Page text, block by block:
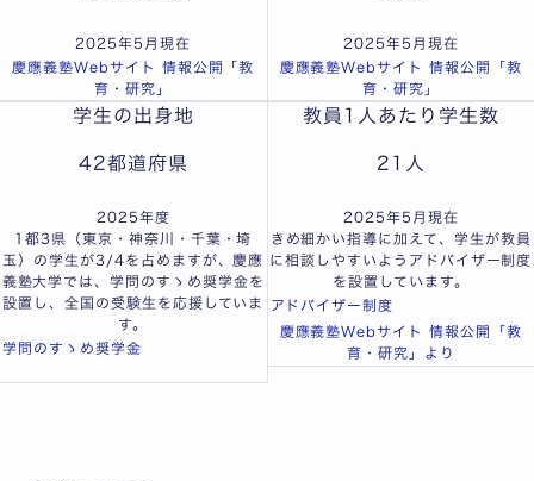
2025年5月現在
慶應義塾Webサイト 情報公開「教
育・研究」
学生の出身地
42都道府県
2025年度
1都3県（東京・神奈川・千葉・埼
玉）の学生が3/4を占めますが、慶應
義塾大学では、学問のすゝめ奨学金を
設置し、全国の受験生を応援していま
す。
学問のすゝめ奨学金
2025年5月現在
慶應義塾Webサイト 情報公開「教
育・研究」
教員1人あたり学生数
21 人
2025年5月現在
きめ細かい指導に加えて、学生が教員
に相談しやすいようアドバイザー制度
を設置しています。
アドバイザー制度
慶應義塾Webサイト 情報公開「教
育・研究」より